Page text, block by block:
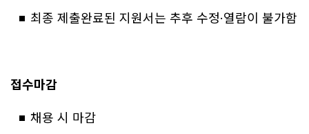
최종 제출완료된 지원서는 추후 수정·열람이 불가함
접수마감
채용 시 마감